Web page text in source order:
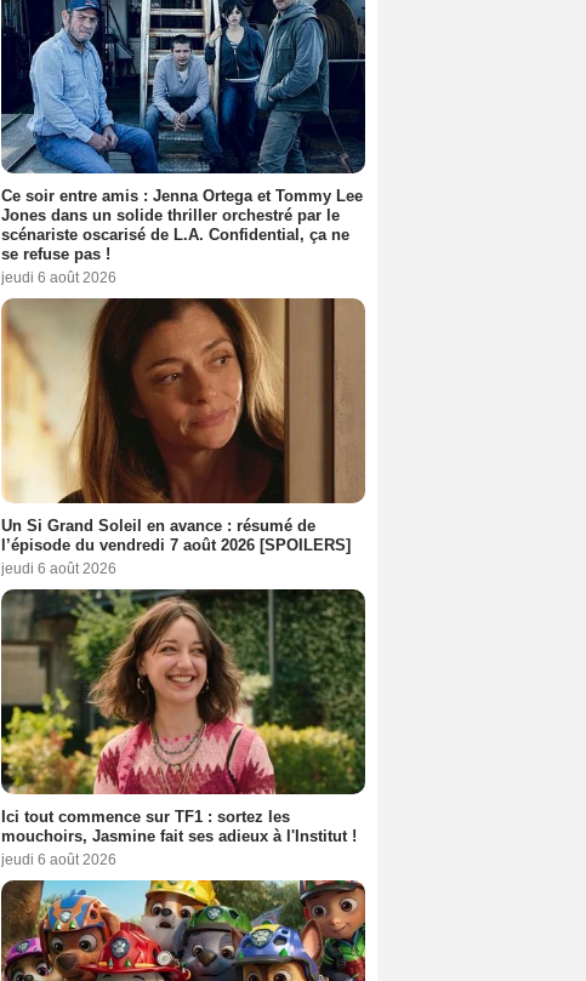
Ce soir entre amis : Jenna Ortega et Tommy Lee
Jones dans un solide thriller orchestré par le
scénariste oscarisé de L.A. Confidential, ça ne
se refuse pas !
jeudi 6 août 2026
Un Si Grand Soleil en avance : résumé de
l’épisode du vendredi 7 août 2026 [SPOILERS]
jeudi 6 août 2026
Ici tout commence sur TF1 : sortez les
mouchoirs, Jasmine fait ses adieux à l'Institut !
jeudi 6 août 2026